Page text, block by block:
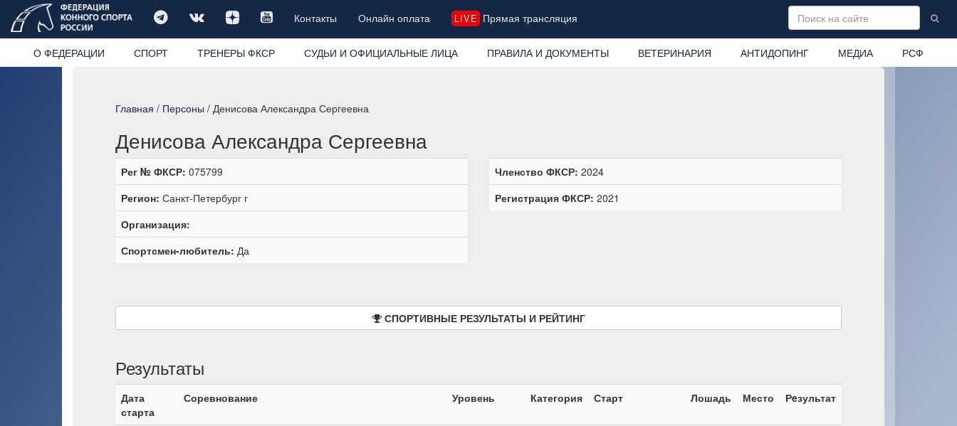
Контакты Онлайн оплата LIVE Прямая трансляция
О ФЕДЕРАЦИИ СПОРТ ТРЕНЕРЫ ФКСР СУДЬИ И ОФИЦИАЛЬНЫЕ ЛИЦА ПРАВИЛА И ДОКУМЕНТЫ ВЕТЕРИНАРИЯ АНТИДОПИНГ МЕДИА РСФ
Главная / Персоны / Денисова Александра Сергеевна
Денисова Александра Сергеевна
Рег № ФКСР: 075799
Регион: Санкт-Петербург г
Организация:
Спортсмен-любитель: Да
Членство ФКСР: 2024
Регистрация ФКСР: 2021
СПОРТИВНЫЕ РЕЗУЛЬТАТЫ И РЕЙТИНГ
Результаты
Дата
старта
Соревнование Уровень Категория Старт Лошадь Место Рeзультат